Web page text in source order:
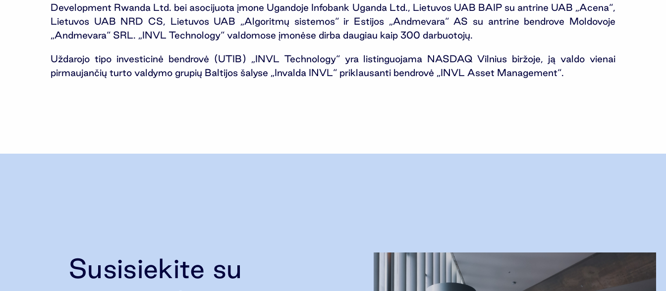
Development Rwanda Ltd. bei asocijuota įmone Ugandoje Infobank Uganda Ltd., Lietuvos UAB BAIP su antrine UAB „Acena“,
Lietuvos UAB NRD CS, Lietuvos UAB „Algoritmų sistemos“ ir Estijos „Andmevara“ AS su antrine bendrove Moldovoje
„Andmevara“ SRL. „INVL Technology“ valdomose įmonėse dirba daugiau kaip 300 darbuotojų.
Uždarojo tipo investicinė bendrovė (UTIB) „INVL Technology“ yra listinguojama NASDAQ Vilnius biržoje, ją valdo vienai
pirmaujančių turto valdymo grupių Baltijos šalyse „Invalda INVL“ priklausanti bendrovė „INVL Asset Management“.
Susisiekite su